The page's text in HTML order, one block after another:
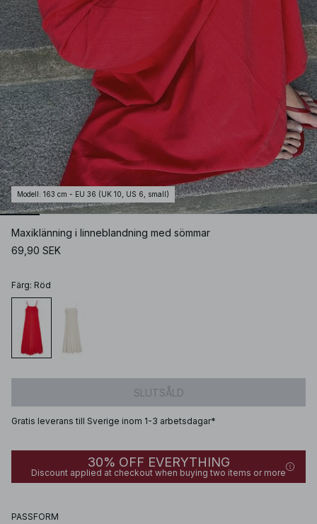
Modell : 163 cm - EU 36 (UK 10, US 6, small)
Maxiklänning i linneblandning med sömmar
69,90 SEK
Färg: Röd
SLUTSÅLD
Gratis leverans till Sverige inom 1-3 arbetsdagar*
30% OFF EVERYTHING
Discount applied at checkout when buying two items or more
PASSFORM